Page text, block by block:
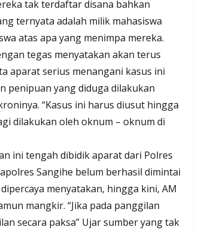
tak terdaftar disana bahkan
ternyata adalah milik mahasiswa
atas apa yang menimpa mereka.
tegas menyatakan akan terus
aparat serius menangani kasus ini
penipuan yang diduga dilakukan
“Kasus ini harus diusut hingga
dilakukan oleh oknum – oknum di
ini tengah dibidik aparat dari Polres
Sangihe belum berhasil dimintai
menyatakan, hingga kini, AM
mangkir. “Jika pada panggilan
secara paksa” Ujar sumber yang tak